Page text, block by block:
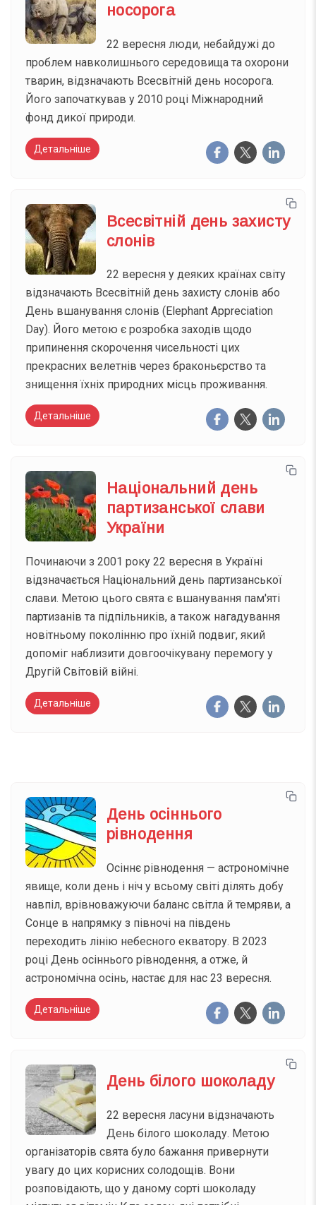
носорога
22 вересня люди, небайдужі до
проблем навколишнього середовища та охорони
тварин, відзначають Всесвітній день носорога.
Його започаткував у 2010 році Міжнародний
фонд дикої природи.
Детальніше
Всесвітній день захисту
слонів
22 вересня у деяких країнах світу
відзначають Всесвітній день захисту слонів або
День вшанування слонів (Elephant Appreciation
Day). Його метою є розробка заходів щодо
припинення скорочення чисельності цих
прекрасних велетнів через браконьєрство та
знищення їхніх природних місць проживання.
Детальніше
Національний день
партизанської слави
України
Починаючи з 2001 року 22 вересня в Україні
відзначається Національний день партизанської
слави. Метою цього свята є вшанування пам'яті
партизанів та підпільників, а також нагадування
новітньому поколінню про їхній подвиг, який
допоміг наблизити довгоочікувану перемогу у
Другій Світовій війні.
Детальніше
День осіннього
рівнодення
Осіннє рівнодення — астрономічне
явище, коли день і ніч у всьому світі ділять добу
навпіл, врівноважуючи баланс світла й темряви, а
Сонце в напрямку з півночі на південь
переходить лінію небесного екватору. В 2023
році День осіннього рівнодення, а отже, й
астрономічна осінь, настає для нас 23 вересня.
Детальніше
День білого шоколаду
22 вересня ласуни відзначають
День білого шоколаду. Метою
організаторів свята було бажання привернути
увагу до цих корисних солодощів. Вони
розповідають, що у даному сорті шоколаду